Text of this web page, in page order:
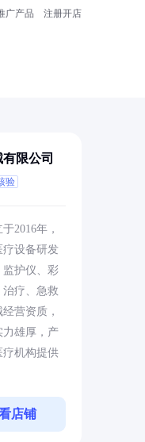
广产品 注册开店
有限公司
验
2016年，
设备研发
护仪、彩
疗、急救
营资质，
雄厚，产
机构提供
店铺